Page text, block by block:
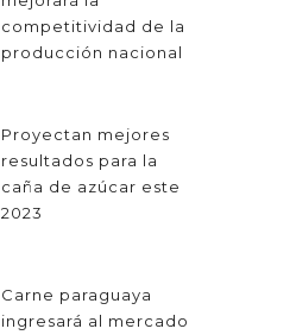
competitividad de la
producción nacional
Proyectan mejores
resultados para la
caña de azúcar este
2023
Carne paraguaya
ingresará al mercado